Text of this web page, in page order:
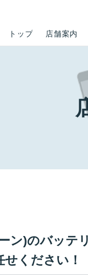
トップ 店舗案内
ン)のバッテ
ください！